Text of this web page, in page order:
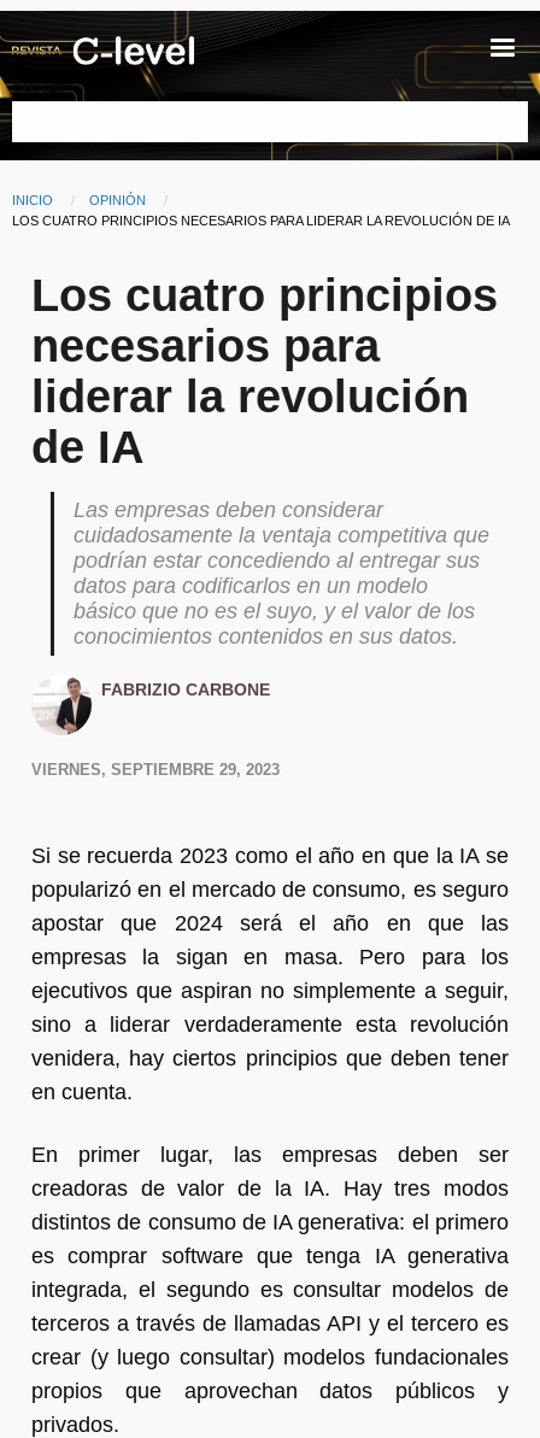
Pasar al contenido principal
Buscar
Ruta de navegación
INICIO
OPINIÓN
CURRENT:
LOS CUATRO PRINCIPIOS NECESARIOS PARA LIDERAR LA REVOLUCIÓN DE IA
Los cuatro principios
necesarios para
liderar la revolución
de IA
Las empresas deben considerar
cuidadosamente la ventaja competitiva que
podrían estar concediendo al entregar sus
datos para codificarlos en un modelo
básico que no es el suyo, y el valor de los
conocimientos contenidos en sus datos.
FABRIZIO CARBONE
VIERNES, SEPTIEMBRE 29, 2023
Si se recuerda 2023 como el año en que la IA se
popularizó en el mercado de consumo, es seguro
apostar que 2024 será el año en que las
empresas la sigan en masa. Pero para los
ejecutivos que aspiran no simplemente a seguir,
sino a liderar verdaderamente esta revolución
venidera, hay ciertos principios que deben tener
en cuenta.
En primer lugar, las empresas deben ser
creadoras de valor de la IA. Hay tres modos
distintos de consumo de IA generativa: el primero
es comprar software que tenga IA generativa
integrada, el segundo es consultar modelos de
terceros a través de llamadas API y el tercero es
crear (y luego consultar) modelos fundacionales
propios que aprovechan datos públicos y
privados.